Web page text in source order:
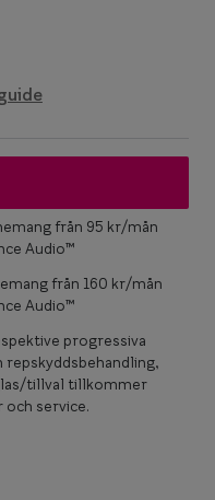
från 95 kr/mån
Audio™
från 160 kr/mån
Audio™
progressiva
repskyddsbehandling,
tillval tillkommer
service.